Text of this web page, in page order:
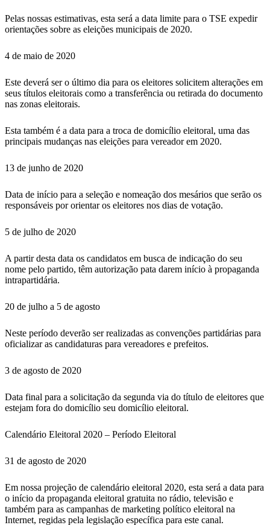
Pelas nossas estimativas, esta será a data limite para o TSE expedir
orientações sobre as eleições municipais de 2020.
4 de maio de 2020
Este deverá ser o último dia para os eleitores solicitem alterações em
seus títulos eleitorais como a transferência ou retirada do documento
nas zonas eleitorais.
Esta também é a data para a troca de domicílio eleitoral, uma das
principais mudanças nas eleições para vereador em 2020.
13 de junho de 2020
Data de início para a seleção e nomeação dos mesários que serão os
responsáveis por orientar os eleitores nos dias de votação.
5 de julho de 2020
A partir desta data os candidatos em busca de indicação do seu
nome pelo partido, têm autorização pata darem início à propaganda
intrapartidária.
20 de julho a 5 de agosto
Neste período deverão ser realizadas as convenções partidárias para
oficializar as candidaturas para vereadores e prefeitos.
3 de agosto de 2020
Data final para a solicitação da segunda via do título de eleitores que
estejam fora do domicílio seu domicílio eleitoral.
Calendário Eleitoral 2020 – Período Eleitoral
31 de agosto de 2020
Em nossa projeção de calendário eleitoral 2020, esta será a data para
o início da propaganda eleitoral gratuita no rádio, televisão e
também para as campanhas de marketing político eleitoral na
Internet, regidas pela legislação específica para este canal.